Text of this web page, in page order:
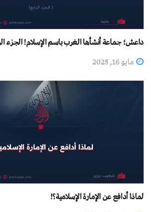
داعش؛ جماعة أنشأها الغرب باسم الإسلام! الجزء
مايو 16, 2025
لماذا أدافع عن الإمارة الإسلامية؟!